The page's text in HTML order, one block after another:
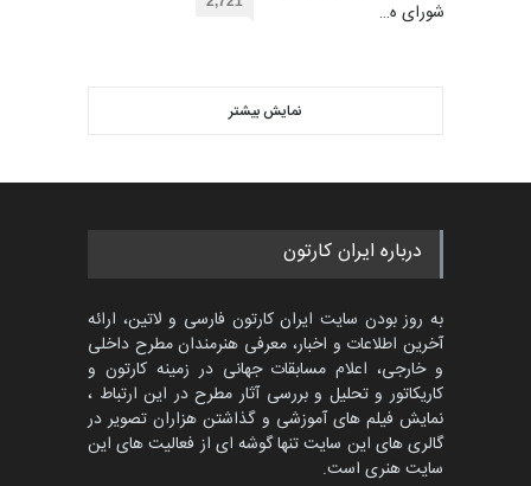
کتابخانۀ ممتا…
مسابقه بین‌المللی کارتون آیدین
دوغان، ترکیه،…
مسابقۀ بین‌المللی کارتون و
کاریکاتور «البغلی…
مهلت 3 ماه دیگر
گالری حدود یک ماه قبل
عضو شورای ه…
نمایش بیشتر
درباره ایران کارتون
به روز بودن سایت ایران کارتون فارسی و لاتین، ارائه
آخرین اطلاعات و اخبار، معرفی هنرمندان مطرح داخلی
و خارجی، اعلام مسابقات جهانی در زمینه کارتون و
کاریکاتور و تحلیل و بررسی آثار مطرح در این ارتباط ،
نمایش فیلم های آموزشی و گذاشتن هزاران تصویر در
گالری های این سایت تنها گوشه ای از فعالیت های این
سایت هنری است.